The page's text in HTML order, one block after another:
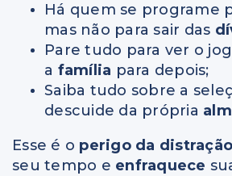
Há quem se programe
mas não para sair das
Pare tudo para ver o
a família para depois;
Saiba tudo sobre a
descuide da própria
Esse é o perigo da distração
seu tempo e enfraquece